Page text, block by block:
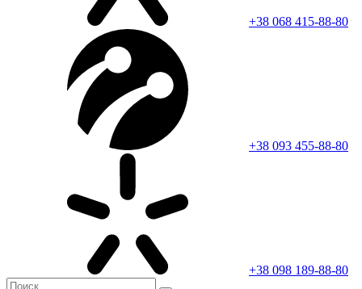
+38 068 415-88-80
+38 093 455-88-80
+38 098 189-88-80